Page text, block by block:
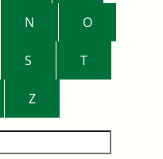
N O
S T
Z